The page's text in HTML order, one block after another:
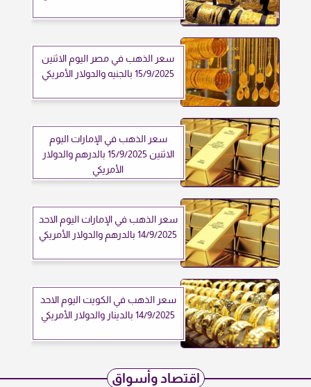
سعر الذهب في مصر اليوم الاثنين
15/9/2025 بالجنيه والدولار الأمريكي
سعر الذهب في الإمارات اليوم
الاثنين 15/9/2025 بالدرهم والدولار
الأمريكي
سعر الذهب في الإمارات اليوم الاحد
14/9/2025 بالدرهم والدولار الأمريكي
سعر الذهب في الكويت اليوم الاحد
14/9/2025 بالدينار والدولار الأمريكي
اقتصاد وأسواق